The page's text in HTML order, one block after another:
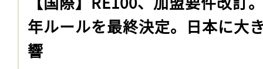
年ルールを最終決定。日本に大
響